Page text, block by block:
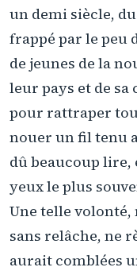
un demi siècle,
frappé par le peu
de jeunes de la
leur pays et de
pour rattraper
nouer un fil tenu
dû beaucoup
yeux le plus
Une telle volonté,
sans relâche, ne
aurait comblées